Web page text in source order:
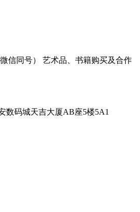
微信同号） 艺术品、书籍购买及合作
数码城天吉大厦AB座5楼5A1